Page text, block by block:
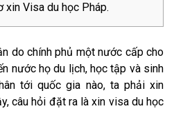
xin Visa du học Pháp.
do chính phủ một nước cấp cho
nước họ du lịch, học tập và sinh
tới quốc gia nào, ta phải xin
câu hỏi đặt ra là xin visa du học